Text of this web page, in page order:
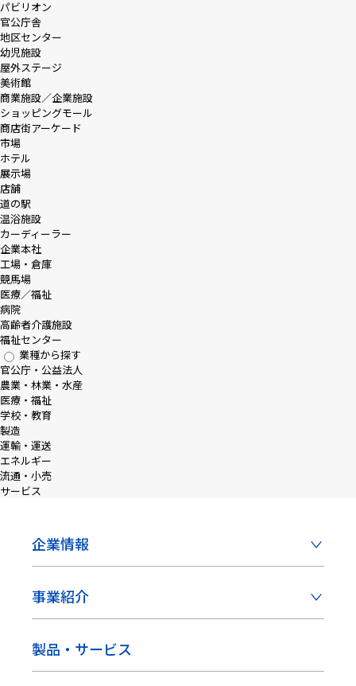
パビリオン
官公庁舎
地区センター
幼児施設
屋外ステージ
美術館
商業施設／企業施設
ショッピングモール
商店街アーケード
市場
ホテル
展示場
店舗
道の駅
温浴施設
カーディーラー
企業本社
工場・倉庫
競馬場
医療／福祉
病院
高齢者介護施設
福祉センター
業種から探す
官公庁・公益法人
農業・林業・水産
医療・福祉
学校・教育
製造
運輸・運送
エネルギー
流通・小売
サービス
企業情報
事業紹介
製品・サービス